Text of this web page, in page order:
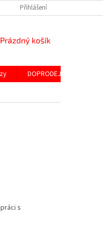
Přihlášení
NÁKUPNÍ
Prázdný košík
DOPRODEJ ND
s